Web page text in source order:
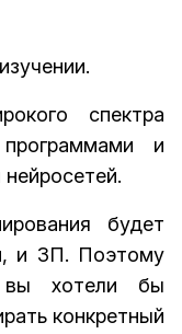
спектра
и
будет
и ЗП. Поэтому
вы хотели бы
конкретный